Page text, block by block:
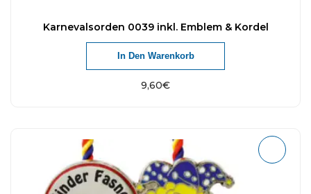
Karnevalsorden 0039 inkl. Emblem & Kordel
9,60€
In Den Warenkorb